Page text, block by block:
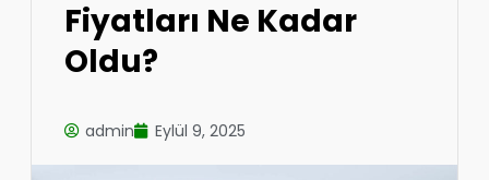
Fiyatları Ne Kadar
Oldu?
admin Eylül 9, 2025